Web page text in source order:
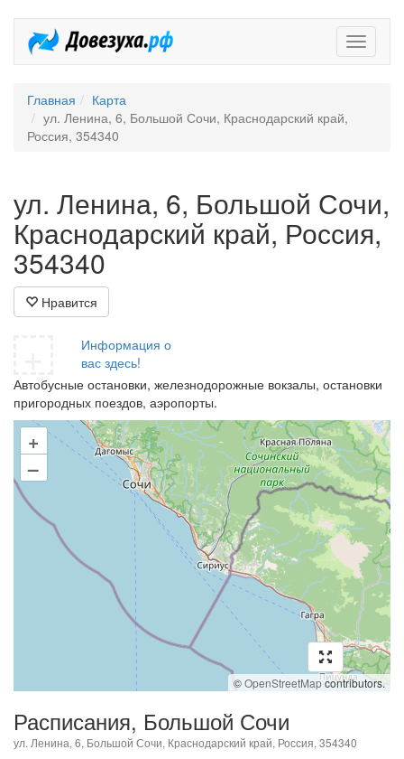
Главная
Карта
ул. Ленина, 6, Большой Сочи, Краснодарский край,
Россия, 354340
ул. Ленина, 6, Большой Сочи,
Краснодарский край, Россия,
354340
Нравится
Информация о
вас здесь!
Автобусные остановки, железнодорожные вокзалы, остановки
пригородных поездов, аэропорты.
+
–
©OpenStreetMapcontributors.
Расписания, Большой Сочи
ул. Ленина, 6, Большой Сочи, Краснодарский край, Россия, 354340